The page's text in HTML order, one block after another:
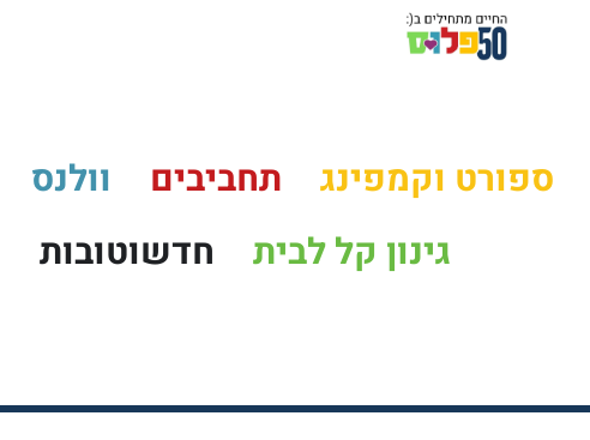
לוח המראות ונחיתות
ספורט וקמפינג תחביבים וולנס
גינון קל לבית
חדשוטובות